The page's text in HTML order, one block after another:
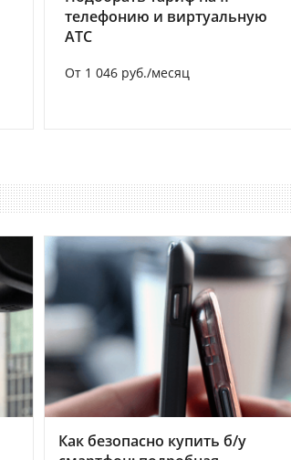
телефонию и виртуальную
АТС
От 1 046 руб./месяц
Как безопасно купить б/у